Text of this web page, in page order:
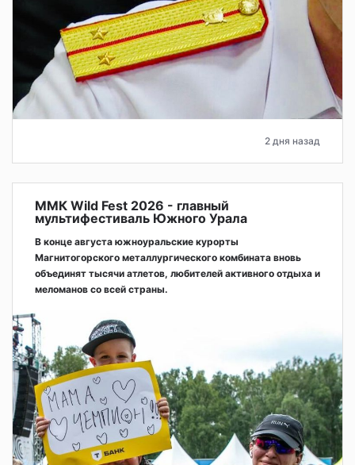
2 дня назад
ММК Wild Fest 2026 - главный
мультифестиваль Южного Урала
В конце августа южноуральские курорты
Магнитогорского металлургического комбината вновь
объединят тысячи атлетов, любителей активного отдыха и
меломанов со всей страны.